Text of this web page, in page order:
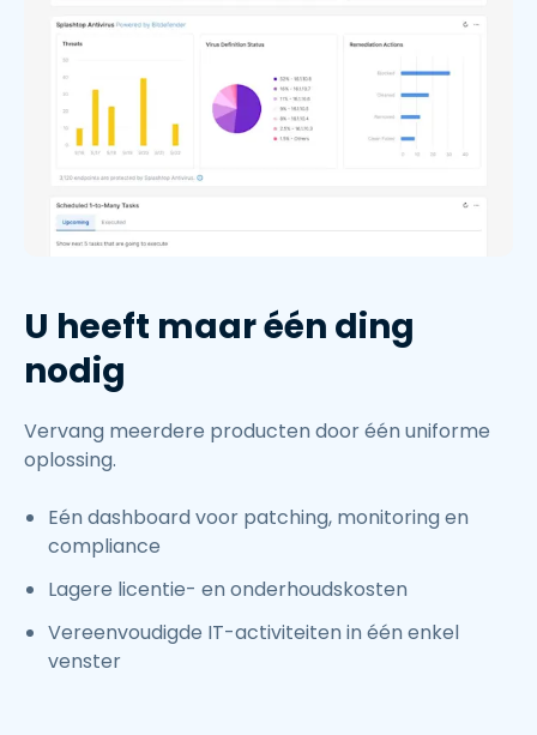
U heeft maar één ding
nodig
Vervang meerdere producten door één uniforme
oplossing.
Eén dashboard voor patching, monitoring en
compliance
Lagere licentie- en onderhoudskosten
Vereenvoudigde IT-activiteiten in één enkel
venster